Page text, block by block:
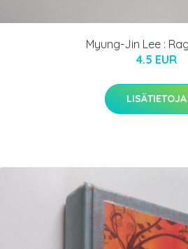
Myung-Jin Lee :
4.5 EUR
LISÄTIETOJA